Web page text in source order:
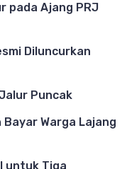
pada Ajang PRJ
Diluncurkan
Puncak
Bayar Warga Lajang
untuk Tiga